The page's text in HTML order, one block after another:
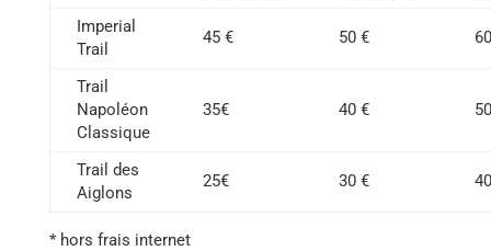
Imperial
Trail
45 € 50 €
Trail
Napoléon
Classique
35€ 40 €
Trail des
Aiglons
25€ 30 €
* hors frais internet